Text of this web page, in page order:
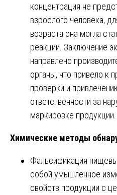
концентрация не
взрослого человека,
возраста она могла
реакции. Заключение
направлено
органы, что привело к
проверки и
ответственности за
маркировке продукции.
Химические методы
Фальсификация
собой умышленное
свойств продукции с